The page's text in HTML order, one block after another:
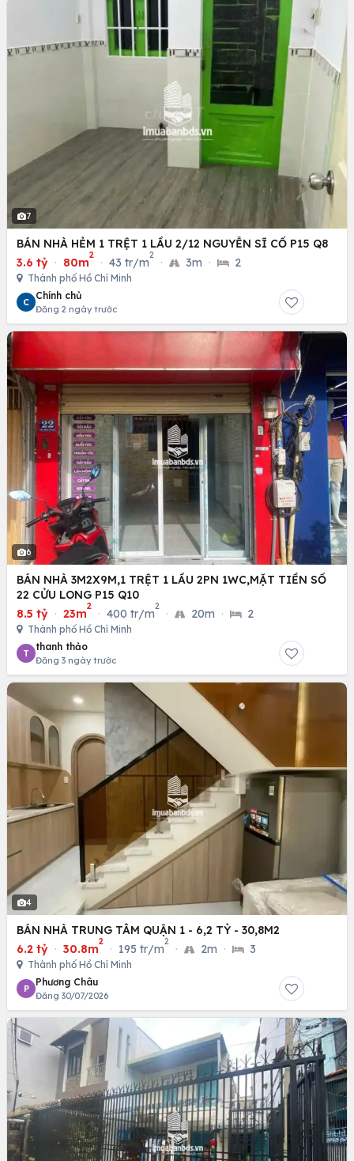
7
BÁN NHÀ HẺM 1 TRỆT 1 LẦU 2/12 NGUYỄN SĨ CỐ P15 Q8
3.6 tỷ · 80m
2
· 43 tr/m
2
· 3m · 2
Thành phố Hồ Chí Minh
C
Chính chủ
Đăng 2 ngày trước
6
BÁN NHÀ 3M2X9M,1 TRỆT 1 LẦU 2PN 1WC,MẶT TIỀN SỐ
22 CỬU LONG P15 Q10
8.5 tỷ · 23m
2
· 400 tr/m
2
· 20m · 2
Thành phố Hồ Chí Minh
T
thanh thảo
Đăng 3 ngày trước
4
BÁN NHÀ TRUNG TÂM QUẬN 1 - 6,2 TỶ - 30,8M2
6.2 tỷ · 30.8m
2
· 195 tr/m
2
· 2m · 3
Thành phố Hồ Chí Minh
P
Phương Châu
Đăng 30/07/2026